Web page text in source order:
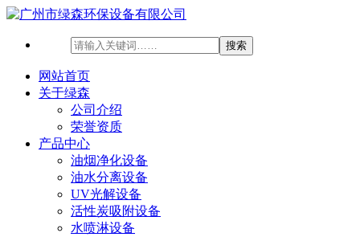
网站首页
关于绿森
公司介绍
荣誉资质
产品中心
油烟净化设备
油水分离设备
UV光解设备
活性炭吸附设备
水喷淋设备